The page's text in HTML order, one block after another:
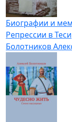
Биографии и
Репрессии в Теси
Болотников